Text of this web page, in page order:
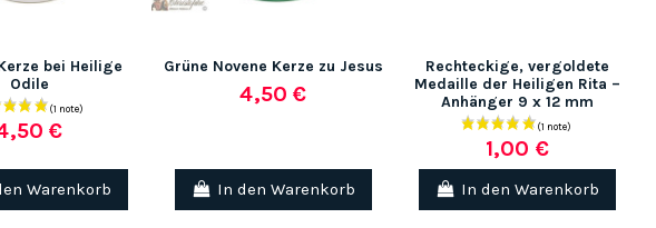
bei Heilige
Odile
€
Warenkorb
Grüne Novene Kerze zu Jesus
4,50 €
In den Warenkorb
Rechteckige, vergoldete
Medaille der Heiligen Rita –
Anhänger 9 x 12 mm
1,00 €
In den Warenkorb